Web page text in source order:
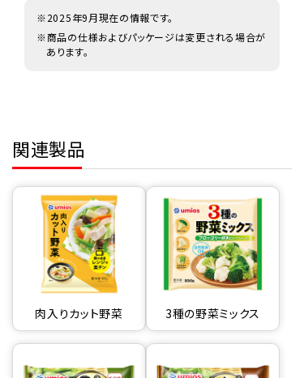
※2025年9月現在の情報です。
※商品の仕様およびパッケージは変更される場合が
あります。
関連製品
肉入りカット野菜 3種の野菜ミックス